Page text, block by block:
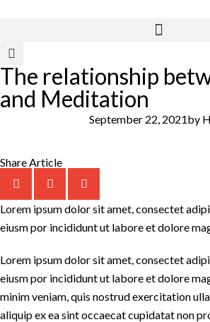
The relationship
and Meditation
September 22, 2021by
Share Article
Lorem ipsum dolor sit amet, consectet
eiusm por incididunt ut labore et dolore
Lorem ipsum dolor sit amet, consectet
eiusm por incididunt ut labore et dolore
minim veniam, quis nostrud exercitation
aliquip ex ea sint occaecat cupidatat non